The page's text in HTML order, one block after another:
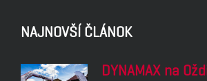
NAJNOVŠÍ ČLÁNOK
DYNAMAX na